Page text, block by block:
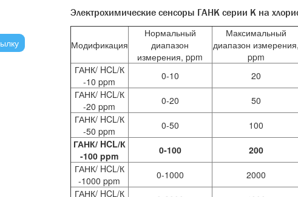
Электрохимические сенсоры ГАНК серии К на
Модификация
Нормальный
диапазон
измерения, ppm
Максимальный
диапазон измерения,
ppm
ГАНК/ HCL/К
-10 ppm
0-10 20
ГАНК/ HCL/К
-20 ppm
0-20 50
ГАНК/ HCL/К
-50 ppm
0-50 100
ГАНК/ HCL/К
-100 ppm
0-100 200
ГАНК/ HCL/К
-1000 ppm
0-1000 2000
ГАНК/ HCL/К